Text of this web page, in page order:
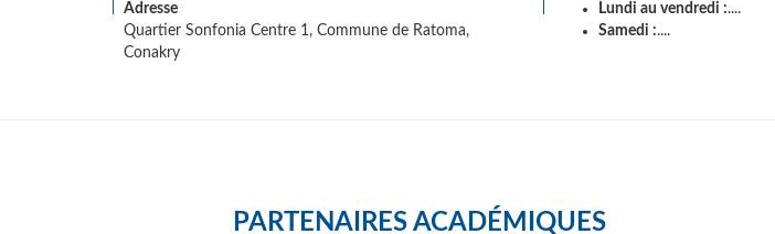
Adresse
Quartier Sonfonia Centre 1, Commune de Ratoma,
Conakry
Lundi au vendredi :....
Samedi :....
PARTENAIRES ACADÉMIQUES